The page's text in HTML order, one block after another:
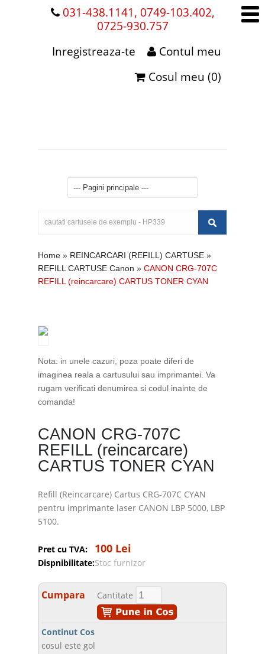
031-438.1141, 0749-103.402,
0725-930.757
Contul meu
Inregistreaza-te
Cosul meu (0)
Home » REINCARCARI (REFILL) CARTUSE »
REFILL CARTUSE Canon » CANON CRG-707C
REFILL (reincarcare) CARTUS TONER CYAN
Nota: in unele cazuri, poza poate diferi de
imaginea reala a cartusului sau imprimantei. Va
rugam verificati denumirea si codul inainte de
comanda!
CANON CRG-707C
REFILL (reincarcare)
CARTUS TONER CYAN
Refill (Reincarcare) Cartus CRG-707C CYAN
pentru imprimante laser CANON LBP 5000, LBP
5100.
Pret cu TVA: 100 Lei
Dispnibilitate:Stoc furnizor
Cumpara Cantitate
Continut Cos
cosul este gol